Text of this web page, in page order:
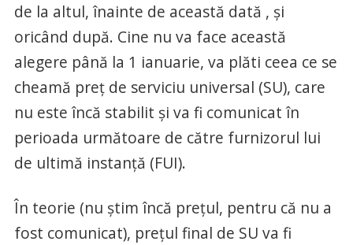
de la altul, înainte de această dată , și
oricând după. Cine nu va face această
alegere până la 1 ianuarie, va plăti ceea ce se
cheamă preț de serviciu universal (SU), care
nu este încă stabilit și va fi comunicat în
perioada următoare de către furnizorul lui
de ultimă instanță (FUI).
În teorie (nu știm încă prețul, pentru că nu a
fost comunicat), prețul final de SU va fi